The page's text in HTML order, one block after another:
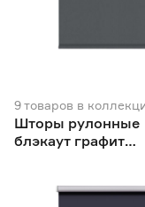
9товаров в
Шторы рулонные
блэкаут графит